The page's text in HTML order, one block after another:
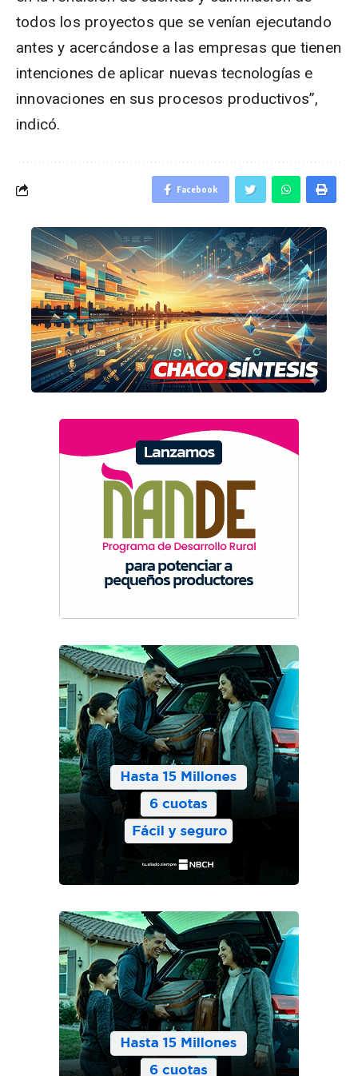
todos los proyectos que se venían ejecutando
antes y acercándose a las empresas que tienen
intenciones de aplicar nuevas tecnologías e
innovaciones en sus procesos productivos”,
indicó.
Facebook